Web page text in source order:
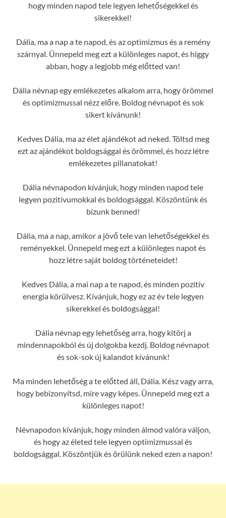
hogy minden napod tele legyen lehetőségekkel és
sikerekkel!
Dália, ma a nap a te napod, és az optimizmus és a remény
szárnyal. Ünnepeld meg ezt a különleges napot, és higgy
abban, hogy a legjobb még előtted van!
Dália névnap egy emlékezetes alkalom arra, hogy örömmel
és optimizmussal nézz előre. Boldog névnapot és sok
sikert kívánunk!
Kedves Dália, ma az élet ajándékot ad neked. Töltsd meg
ezt az ajándékot boldogsággal és örömmel, és hozz létre
emlékezetes pillanatokat!
Dália névnapodon kívánjuk, hogy minden napod tele
legyen pozitívumokkal és boldogsággal. Köszöntünk és
bízunk benned!
Dália, ma a nap, amikor a jövő tele van lehetőségekkel és
reményekkel. Ünnepeld meg ezt a különleges napot és
hozz létre saját boldog történeteidet!
Kedves Dália, a mai nap a te napod, és minden pozitív
energia körülvesz. Kívánjuk, hogy ez az év tele legyen
sikerekkel és boldogsággal!
Dália névnap egy lehetőség arra, hogy kitörj a
mindennapokból és új dolgokba kezdj. Boldog névnapot
és sok-sok új kalandot kívánunk!
Ma minden lehetőség a te előtted áll, Dália. Kész vagy arra,
hogy bebizonyítsd, mire vagy képes. Ünnepeld meg ezt a
különleges napot!
Névnapodon kívánjuk, hogy minden álmod valóra váljon,
és hogy az életed tele legyen optimizmussal és
boldogsággal. Köszöntjük és örülünk neked ezen a napon!